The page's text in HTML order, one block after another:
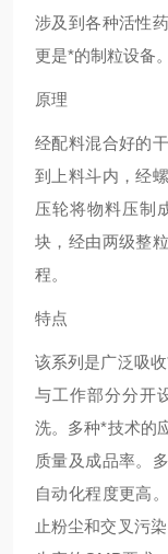
涉及到各种活性
更是*的制粒设备。
原理
经配料混合好的
到上料斗内，经
压轮将物料压制
块，经由两级整
程。
特点
该系列是广泛吸
与工作部分分开
洗。多种*技术的
质量及成品率。
自动化程度更高
止粉尘和交叉污